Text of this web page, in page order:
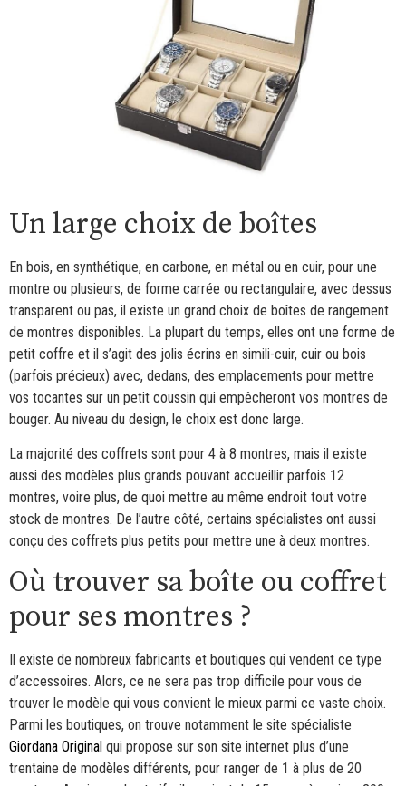
Un large choix de boîtes
En bois, en synthétique, en carbone, en métal ou en cuir, pour une
montre ou plusieurs, de forme carrée ou rectangulaire, avec dessus
transparent ou pas, il existe un grand choix de boîtes de rangement
de montres disponibles. La plupart du temps, elles ont une forme de
petit coffre et il s’agit des jolis écrins en simili-cuir, cuir ou bois
(parfois précieux) avec, dedans, des emplacements pour mettre
vos tocantes sur un petit coussin qui empêcheront vos montres de
bouger. Au niveau du design, le choix est donc large.
La majorité des coffrets sont pour 4 à 8 montres, mais il existe
aussi des modèles plus grands pouvant accueillir parfois 12
montres, voire plus, de quoi mettre au même endroit tout votre
stock de montres. De l’autre côté, certains spécialistes ont aussi
conçu des coffrets plus petits pour mettre une à deux montres.
Où trouver sa boîte ou coffret
pour ses montres ?
Il existe de nombreux fabricants et boutiques qui vendent ce type
d’accessoires. Alors, ce ne sera pas trop difficile pour vous de
trouver le modèle qui vous convient le mieux parmi ce vaste choix.
Parmi les boutiques, on trouve notamment le site spécialiste
Giordana Original qui propose sur son site internet plus d’une
trentaine de modèles différents, pour ranger de 1 à plus de 20